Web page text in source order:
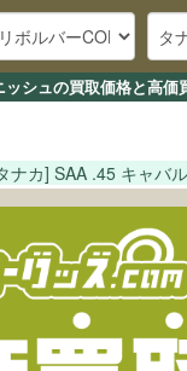
シュの買取価格と高
ナカ] SAA .45 キャバ